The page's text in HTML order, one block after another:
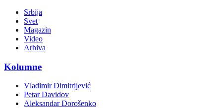
Srbija
Svet
Magazin
Video
Arhiva
Kolumne
Vladimir Dimitrijević
Petar Davidov
Aleksandar Dorošenko